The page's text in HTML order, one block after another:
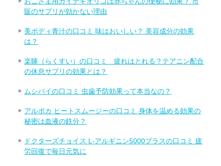
販のサプリが効かない理由
美ボディ青汁の口コミ 味はおいしい？ 美容成分の効果
は？
楽睡（らくすい）の口コミ 疲れはとれる？テアニン配合
の休息サプリの効果とは？
ムシバイの口コミ 虫歯予防効果って本当なの？
アルポカ ヒートスムージーの口コミ 身体を温める効果の
秘密は血液の鉄分？
ドクターズチョイス L-アルギニン5000プラスの口コミ 疲
労回復で毎日元気に